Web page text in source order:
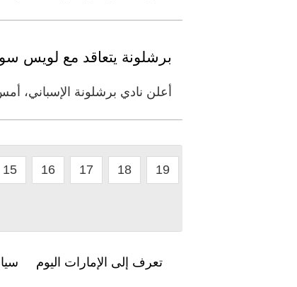
برشلونة يتعاقد مع لويس سواريز 5
أعلن نادي برشلونة الإسباني،
15 16 17 18 19
تعرف إلى الإمارات اليوم